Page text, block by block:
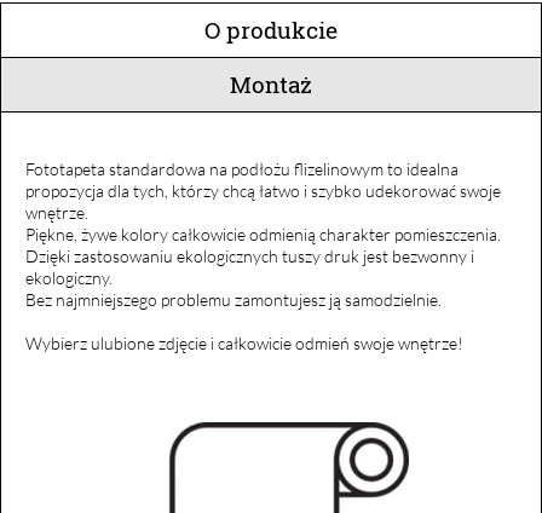
O produkcie
Montaż
Fototapeta standardowa na podłożu flizelinowym to idealna
propozycja dla tych, którzy chcą łatwo i szybko udekorować swoje
wnętrze.
Piękne, żywe kolory całkowicie odmienią charakter pomieszczenia.
Dzięki zastosowaniu ekologicznych tuszy druk jest bezwonny i
ekologiczny.
Bez najmniejszego problemu zamontujesz ją samodzielnie.
Wybierz ulubione zdjęcie i całkowicie odmień swoje wnętrze!